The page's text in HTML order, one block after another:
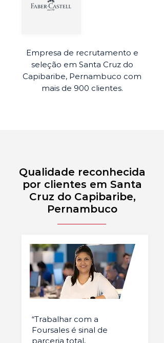
Empresa de recrutamento e
seleção em Santa Cruz do
Capibaribe, Pernambuco com
mais de 900 clientes.
Qualidade reconhecida
por clientes em Santa
Cruz do Capibaribe,
Pernambuco
“Trabalhar com a
Foursales é sinal de
parceria total,